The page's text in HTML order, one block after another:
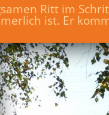
Ritt im
ist. Er